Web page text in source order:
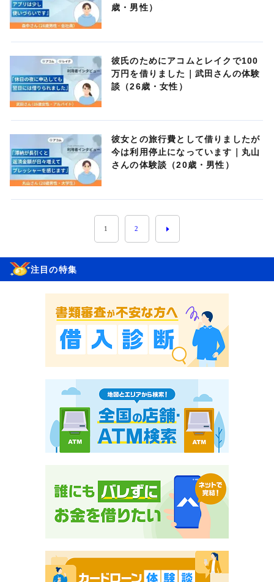
歳・男性）
彼氏のためにアコムとレイクで100
万円を借りました｜武田さんの体験
談（26歳・女性）
彼女との旅行費として借りましたが
今は利用停止になっています｜丸山
さんの体験談（20歳・男性）
1 2
注目の特集